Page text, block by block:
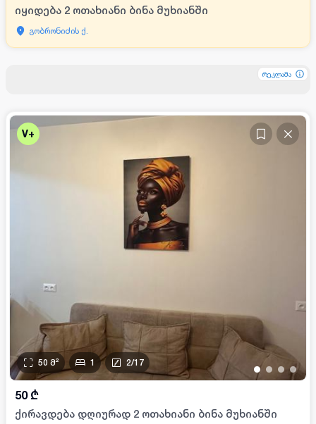
იყიდება 2 ოთახიანი ბინა მუხიანში
გობრონიძის ქ.
V+
• • • •
50 მ² 1 2/17
50 ₾
ქირავდება დღიურად 2 ოთახიანი ბინა მუხიანში
რეკლამა
რეკლამა
რეკლამა